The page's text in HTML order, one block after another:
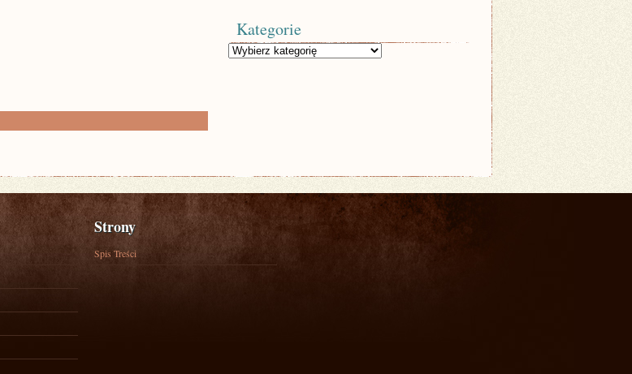
Kategorie
Kategorie
Strony
Spis Treści